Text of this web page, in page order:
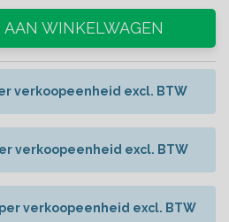
AAN WINKELWAGEN
verkoopeenheid excl. BTW
verkoopeenheid excl. BTW
verkoopeenheid excl. BTW